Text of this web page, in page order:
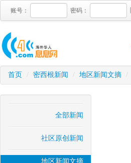
账号： 密码：
首页 / 密西根新闻 / 地区新闻文摘 /
全部新闻
社区原创新闻
地区新闻文摘